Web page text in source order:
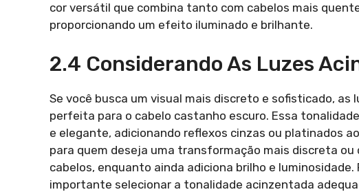
cor versátil que combina tanto com cabelos mais
proporcionando um efeito iluminado e brilhante.
2.4 Considerando As Luzes
Se você busca um visual mais discreto e sofisticado, as
perfeita para o cabelo castanho escuro. Essa
e elegante, adicionando reflexos cinzas ou platinados
para quem deseja uma transformação mais discreta
cabelos, enquanto ainda adiciona brilho e
importante selecionar a tonalidade acinzentada